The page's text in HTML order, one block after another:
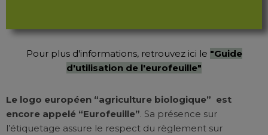
Pour plus d'informations, retrouvez ici le "Guide
d'utilisation de l'eurofeuille"
Le logo européen “agriculture biologique” est
encore appelé “Eurofeuille”. Sa présence sur
l’étiquetage assure le respect du règlement sur